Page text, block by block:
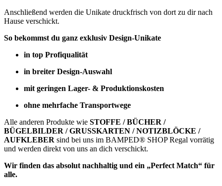
Anschließend werden die Unikate druckfrisch von dort zu dir nach
Hause verschickt.
So bekommst du ganz exklusiv Design-Unikate
in top Profiqualität
in breiter Design-Auswahl
mit geringen Lager- & Produktionskosten
ohne mehrfache Transportwege
Alle anderen Produkte wie STOFFE / BÜCHER /
BÜGELBILDER / GRUSSKARTEN / NOTIZBLÖCKE /
AUFKLEBER sind bei uns im BAMPED® SHOP Regal vorrätig
und werden direkt von uns an dich verschickt.
Wir finden das absolut nachhaltig und ein „Perfect Match“ für
alle.